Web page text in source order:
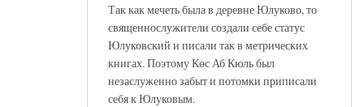
Так как мечеть была в деревне Юлуково, то
священнослужители создали себе статус
Юлуковский и писали так в метрических
книгах. Поэтому Көс Аб Кюль был
незаслуженно забыт и потомки приписали
себя к Юлуковым.